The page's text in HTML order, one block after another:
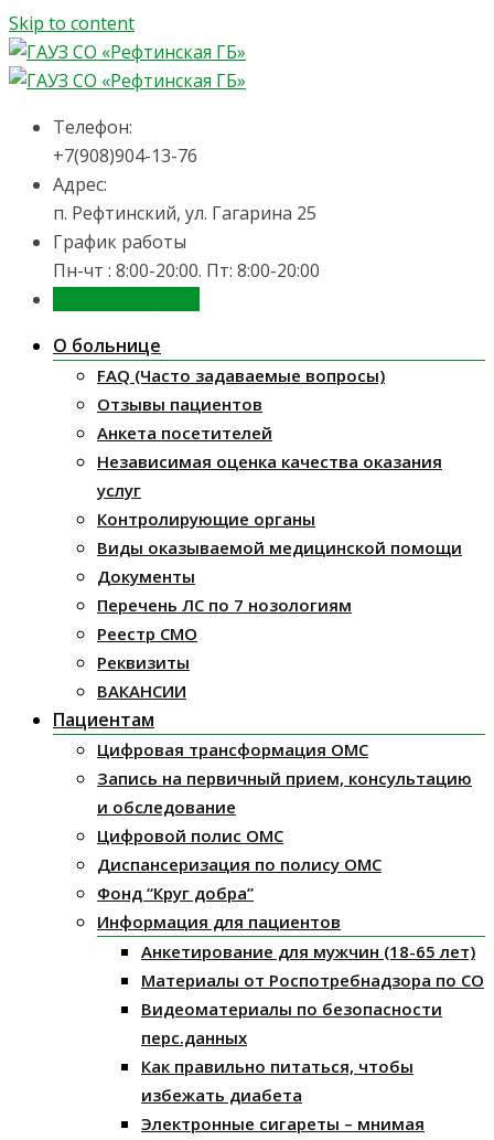
Skip to content
Телефон:
+7(908)904-13-76
Адрес:
п. Рефтинский, ул. Гагарина 25
График работы
Пн-чт : 8:00-20:00. Пт: 8:00-20:00
О больнице
FAQ (Часто задаваемые вопросы)
Отзывы пациентов
Анкета посетителей
Независимая оценка качества оказания
услуг
Контролирующие органы
Виды оказываемой медицинской помощи
Документы
Перечень ЛС по 7 нозологиям
Реестр СМО
Реквизиты
ВАКАНСИИ
Пациентам
Цифровая трансформация ОМС
Запись на первичный прием, консультацию
и обследование
Цифровой полис ОМС
Диспансеризация по полису ОМС
Фонд “Круг добра”
Информация для пациентов
Анкетирование для мужчин (18-65 лет)
Материалы от Роспотребнадзора по СО
Видеоматериалы по безопасности
перс.данных
Как правильно питаться, чтобы
избежать диабета
Электронные сигареты – мнимая